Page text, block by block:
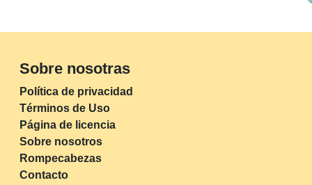
Sobre nosotras
Política de privacidad
Términos de Uso
Página de licencia
Sobre nosotros
Rompecabezas
Contacto